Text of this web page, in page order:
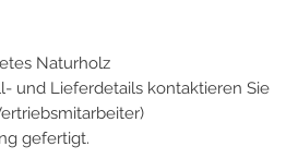
Naturholz
und Lieferdetails kontaktieren Sie
gefertigt.